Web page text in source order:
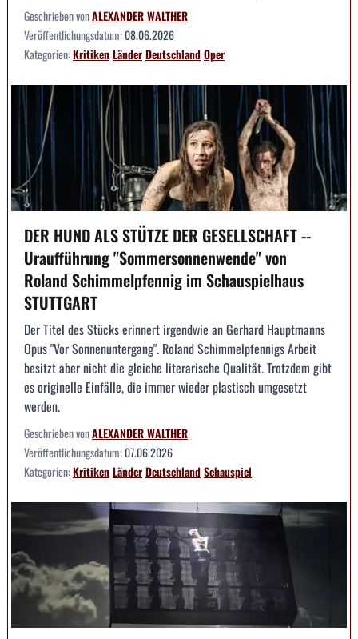
Geschrieben vonALEXANDER WALTHER
Veröffentlichungsdatum:08.06.2026
Kategorien:KritikenLänderDeutschlandOper
DER HUND ALS STÜTZE DER GESELLSCHAFT --
Uraufführung "Sommersonnenwende" von
Roland Schimmelpfennig im Schauspielhaus
STUTTGART
Der Titel des Stücks erinnert irgendwie an Gerhard Hauptmanns
Opus "Vor Sonnenuntergang". Roland Schimmelpfennigs Arbeit
besitzt aber nicht die gleiche literarische Qualität. Trotzdem gibt
es originelle Einfälle, die immer wieder plastisch umgesetzt
werden.
Geschrieben vonALEXANDER WALTHER
Veröffentlichungsdatum:07.06.2026
Kategorien:KritikenLänderDeutschlandSchauspiel